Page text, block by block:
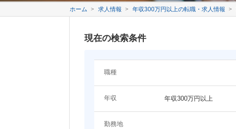
ホーム 求人情報 年収300万円以上の転職・求人情報
現在の検索条件
職種
ゲームプログラマー ゲームシナリオライター
ン・モバイル系）
システムエンジニア（制御・組み込
ネットワーク・サーバ設計・構築
年収 年収300万円以上
勤務地
会社に関するキーワード
関わるプロジェクト・ジャンルに関するキーワード
エンタメ